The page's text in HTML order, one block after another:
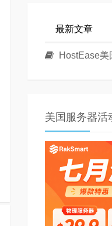
最新文章
HostEase美国虚拟主
美国服务器活